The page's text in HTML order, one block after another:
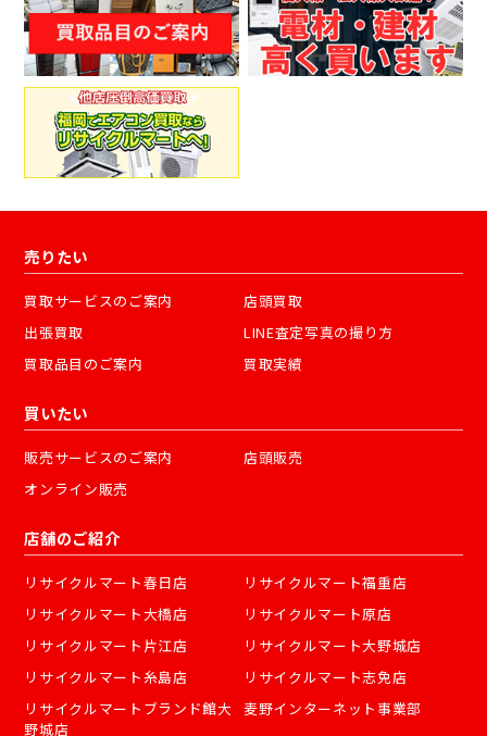
売りたい
買取サービスのご案内
店頭買取
出張買取
LINE査定写真の撮り方
買取品目のご案内
買取実績
買いたい
販売サービスのご案内
店頭販売
オンライン販売
店舗のご紹介
リサイクルマート春日店
リサイクルマート福重店
リサイクルマート大橋店
リサイクルマート原店
リサイクルマート片江店
リサイクルマート大野城店
リサイクルマート糸島店
リサイクルマート志免店
リサイクルマートブランド館大
野城店
麦野インターネット事業部